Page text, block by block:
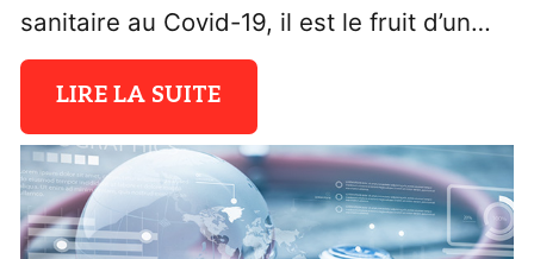
sanitaire au Covid-19, il est le fruit d’un…
LIRE LA SUITE